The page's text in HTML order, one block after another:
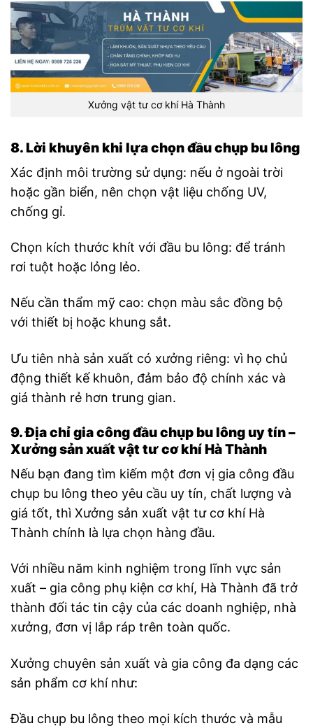
Xưởng vật tư cơ khí Hà Thành
8. Lời khuyên khi lựa chọn đầu chụp bu lông
Xác định môi trường sử dụng: nếu ở ngoài trời
hoặc gần biển, nên chọn vật liệu chống UV,
chống gỉ.
Chọn kích thước khít với đầu bu lông: để tránh
rơi tuột hoặc lỏng lẻo.
Nếu cần thẩm mỹ cao: chọn màu sắc đồng bộ
với thiết bị hoặc khung sắt.
Ưu tiên nhà sản xuất có xưởng riêng: vì họ chủ
động thiết kế khuôn, đảm bảo độ chính xác và
giá thành rẻ hơn trung gian.
9. Địa chỉ gia công đầu chụp bu lông uy tín –
Xưởng sản xuất vật tư cơ khí Hà Thành
Nếu bạn đang tìm kiếm một đơn vị gia công đầu
chụp bu lông theo yêu cầu uy tín, chất lượng và
giá tốt, thì Xưởng sản xuất vật tư cơ khí Hà
Thành chính là lựa chọn hàng đầu.
Với nhiều năm kinh nghiệm trong lĩnh vực sản
xuất – gia công phụ kiện cơ khí, Hà Thành đã trở
thành đối tác tin cậy của các doanh nghiệp, nhà
xưởng, đơn vị lắp ráp trên toàn quốc.
Xưởng chuyên sản xuất và gia công đa dạng các
sản phẩm cơ khí như:
Đầu chụp bu lông theo mọi kích thước và mẫu